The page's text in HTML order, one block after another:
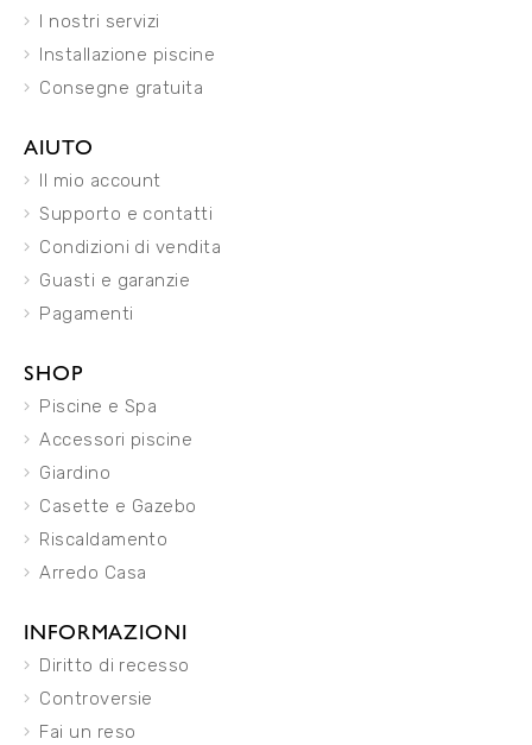
I nostri servizi
Installazione piscine
Consegne gratuita
AIUTO
Il mio account
Supporto e contatti
Condizioni di vendita
Guasti e garanzie
Pagamenti
SHOP
Piscine e Spa
Accessori piscine
Giardino
Casette e Gazebo
Riscaldamento
Arredo Casa
INFORMAZIONI
Diritto di recesso
Controversie
Fai un reso